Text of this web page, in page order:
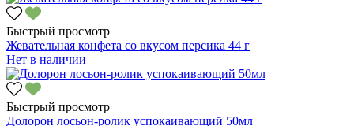
Быстрый просмотр
Жевательная конфета со вкусом персика 44 г
Нет в наличии
Быстрый просмотр
Долорон лосьон-ролик успокаивающий 50мл